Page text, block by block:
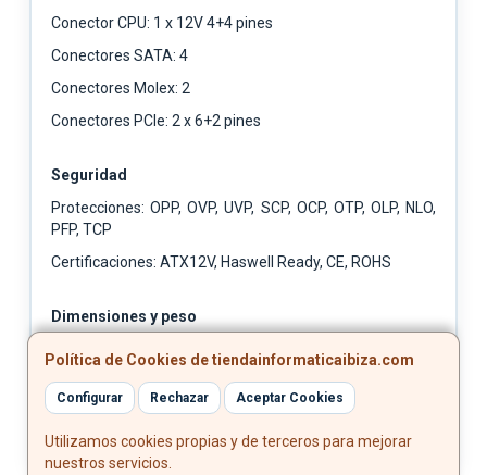
Conector CPU: 1 x 12V 4+4 pines
Conectores SATA: 4
Conectores Molex: 2
Conectores PCIe: 2 x 6+2 pines
Seguridad
Protecciones: OPP, OVP, UVP, SCP, OCP, OTP, OLP, NLO,
PFP, TCP
Certificaciones: ATX12V, Haswell Ready, CE, ROHS
Dimensiones y peso
Peso: 1470 g
Política de Cookies de tiendainformaticaibiza.com
Configurar Rechazar Aceptar Cookies
Utilizamos cookies propias y de terceros para mejorar
nuestros servicios.